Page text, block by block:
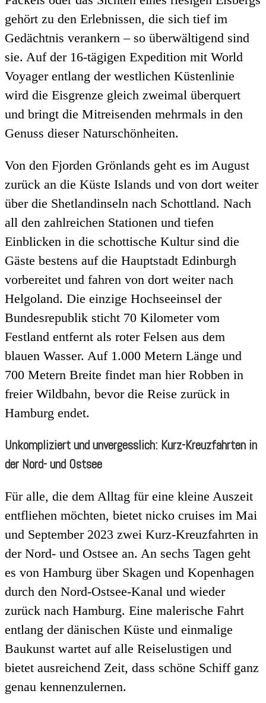
gehört zu den Erlebnissen, die sich tief im
Gedächtnis verankern – so überwältigend sind
sie. Auf der 16-tägigen Expedition mit World
Voyager entlang der westlichen Küstenlinie
wird die Eisgrenze gleich zweimal überquert
und bringt die Mitreisenden mehrmals in den
Genuss dieser Naturschönheiten.
Von den Fjorden Grönlands geht es im August
zurück an die Küste Islands und von dort weiter
über die Shetlandinseln nach Schottland. Nach
all den zahlreichen Stationen und tiefen
Einblicken in die schottische Kultur sind die
Gäste bestens auf die Hauptstadt Edinburgh
vorbereitet und fahren von dort weiter nach
Helgoland. Die einzige Hochseeinsel der
Bundesrepublik sticht 70 Kilometer vom
Festland entfernt als roter Felsen aus dem
blauen Wasser. Auf 1.000 Metern Länge und
700 Metern Breite findet man hier Robben in
freier Wildbahn, bevor die Reise zurück in
Hamburg endet.
Unkompliziert und unvergesslich: Kurz-Kreuzfahrten in
der Nord- und Ostsee
Für alle, die dem Alltag für eine kleine Auszeit
entfliehen möchten, bietet nicko cruises im Mai
und September 2023 zwei Kurz-Kreuzfahrten in
der Nord- und Ostsee an. An sechs Tagen geht
es von Hamburg über Skagen und Kopenhagen
durch den Nord-Ostsee-Kanal und wieder
zurück nach Hamburg. Eine malerische Fahrt
entlang der dänischen Küste und einmalige
Baukunst wartet auf alle Reiselustigen und
bietet ausreichend Zeit, dass schöne Schiff ganz
genau kennenzulernen.